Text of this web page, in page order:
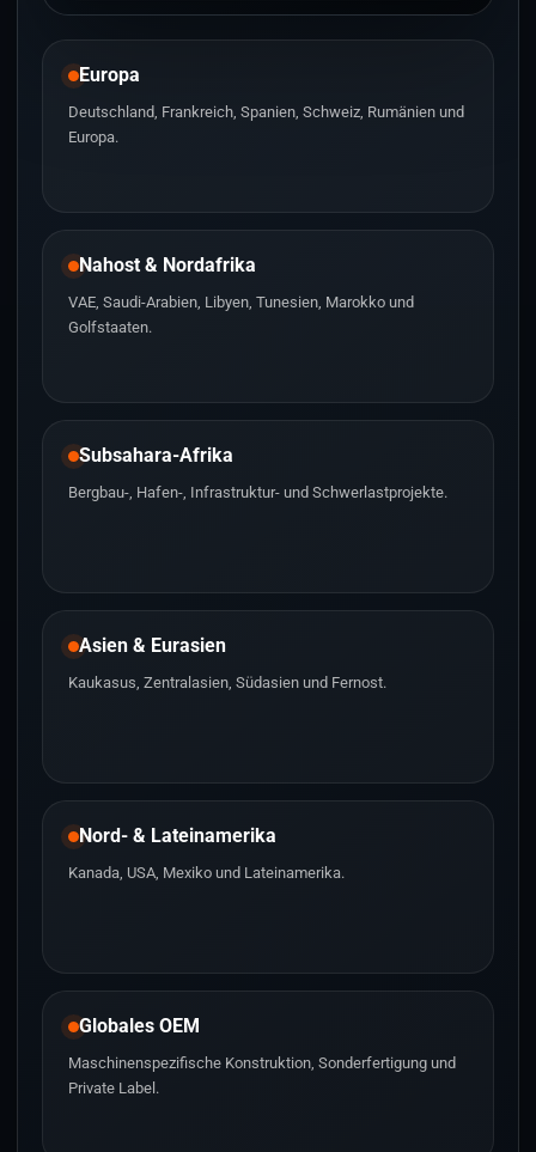
Europa
Deutschland, Frankreich, Spanien, Schweiz, Rumänien und
Europa.
Nahost & Nordafrika
VAE, Saudi-Arabien, Libyen, Tunesien, Marokko und
Golfstaaten.
Subsahara-Afrika
Bergbau-, Hafen-, Infrastruktur- und Schwerlastprojekte.
Asien & Eurasien
Kaukasus, Zentralasien, Südasien und Fernost.
Nord- & Lateinamerika
Kanada, USA, Mexiko und Lateinamerika.
Globales OEM
Maschinenspezifische Konstruktion, Sonderfertigung und
Private Label.